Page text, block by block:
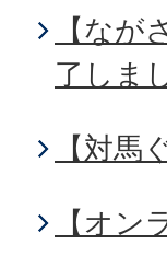
【な
了しま
【対
【オ